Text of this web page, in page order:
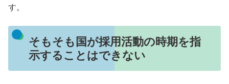
す。
そもそも国が採用活動の時期を指
示することはできない